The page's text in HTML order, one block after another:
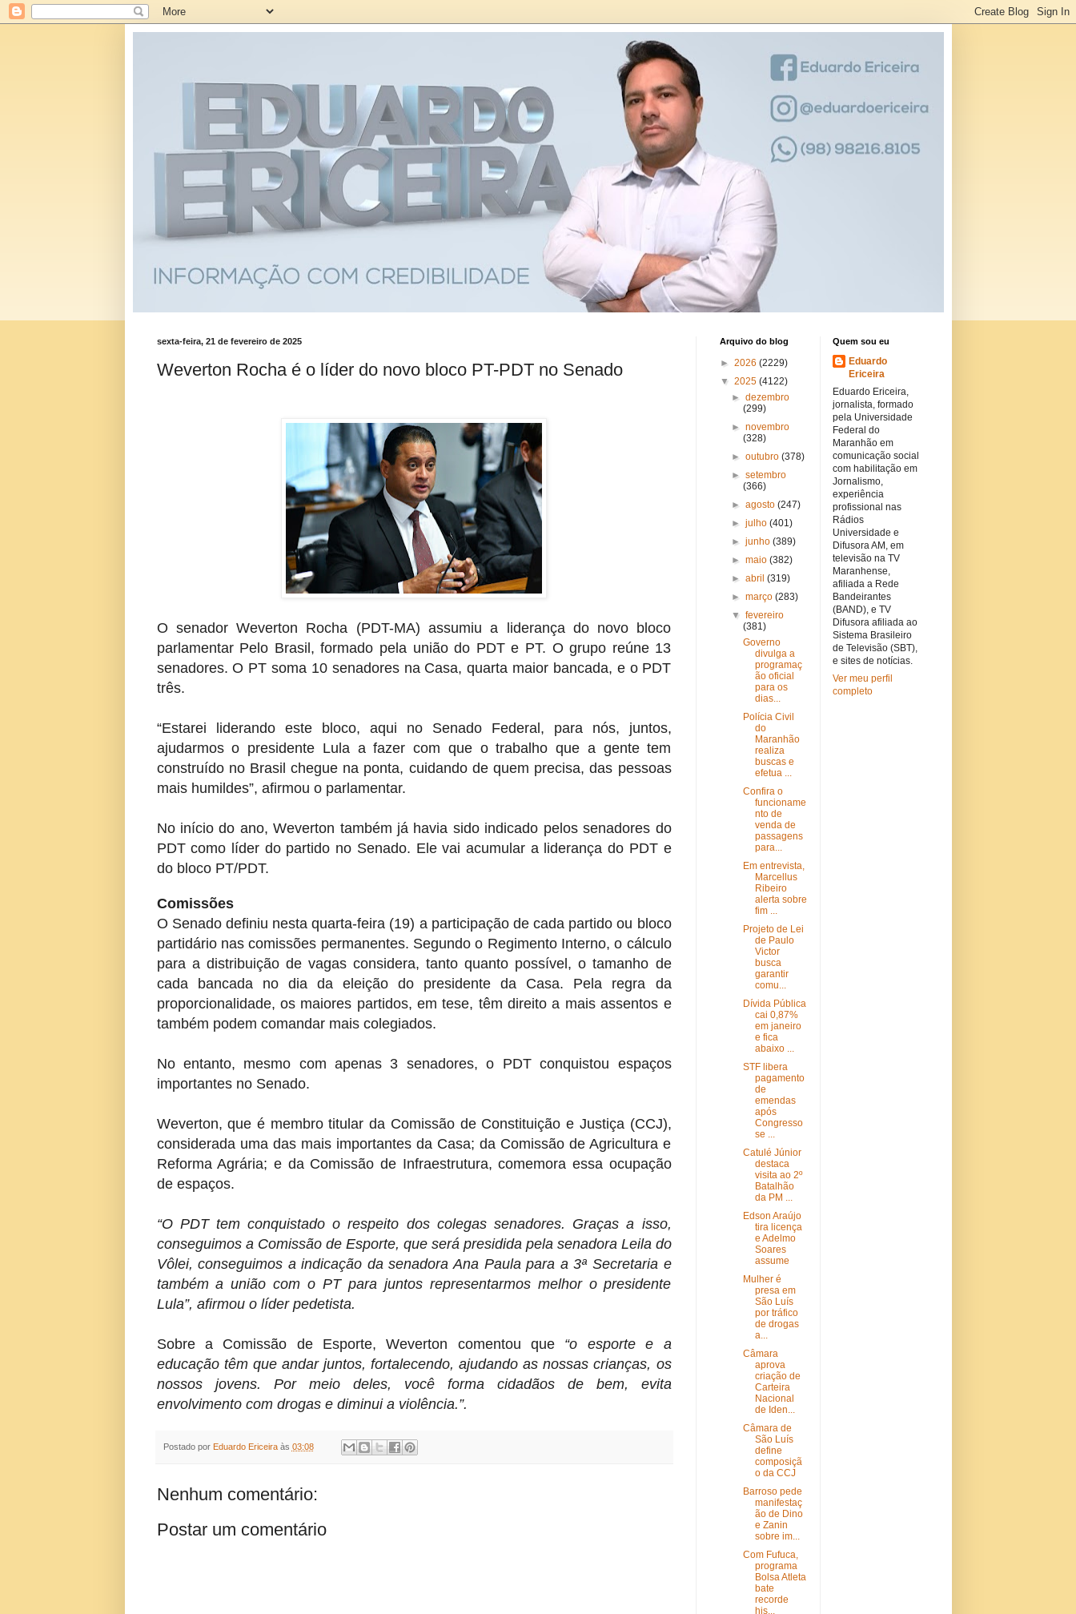
sexta-feira, 21 de fevereiro de 2025
Weverton Rocha é o líder do novo bloco PT-PDT no Senado
O senador Weverton Rocha (PDT-MA) assumiu a liderança do novo bloco
parlamentar Pelo Brasil, formado pela união do PDT e PT. O grupo reúne 13
senadores. O PT soma 10 senadores na Casa, quarta maior bancada, e o PDT
três.
“Estarei liderando este bloco, aqui no Senado Federal, para nós, juntos,
ajudarmos o presidente Lula a fazer com que o trabalho que a gente tem
construído no Brasil chegue na ponta, cuidando de quem precisa, das pessoas
mais humildes”, afirmou o parlamentar.
No início do ano, Weverton também já havia sido indicado pelos senadores do
PDT como líder do partido no Senado. Ele vai acumular a liderança do PDT e
do bloco PT/PDT.
Comissões
O Senado definiu nesta quarta-feira (19) a participação de cada partido ou bloco
partidário nas comissões permanentes. Segundo o Regimento Interno, o cálculo
para a distribuição de vagas considera, tanto quanto possível, o tamanho de
cada bancada no dia da eleição do presidente da Casa. Pela regra da
proporcionalidade, os maiores partidos, em tese, têm direito a mais assentos e
também podem comandar mais colegiados.
No entanto, mesmo com apenas 3 senadores, o PDT conquistou espaços
importantes no Senado.
Weverton, que é membro titular da Comissão de Constituição e Justiça (CCJ),
considerada uma das mais importantes da Casa; da Comissão de Agricultura e
Reforma Agrária; e da Comissão de Infraestrutura, comemora essa ocupação
de espaços.
“O PDT tem conquistado o respeito dos colegas senadores. Graças a isso,
conseguimos a Comissão de Esporte, que será presidida pela senadora Leila do
Vôlei, conseguimos a indicação da senadora Ana Paula para a 3ª Secretaria e
também a união com o PT para juntos representarmos melhor o presidente
Lula”, afirmou o líder pedetista.
Sobre a Comissão de Esporte, Weverton comentou que “o esporte e a
educação têm que andar juntos, fortalecendo, ajudando as nossas crianças, os
nossos jovens. Por meio deles, você forma cidadãos de bem, evita
envolvimento com drogas e diminui a violência.”.
Postado por Eduardo Ericeira às 03:08
Nenhum comentário:
Postar um comentário
Arquivo do blog
► 2026 (2229)
▼ 2025 (4122)
► dezembro
(299)
► novembro
(328)
► outubro (378)
► setembro
(366)
► agosto (247)
► julho (401)
► junho (389)
► maio (382)
► abril (319)
► março (283)
▼ fevereiro
(381)
Governo
divulga a
programaç
ão oficial
para os
dias...
Polícia Civil
do
Maranhão
realiza
buscas e
efetua ...
Confira o
funcioname
nto de
venda de
passagens
para...
Em entrevista,
Marcellus
Ribeiro
alerta sobre
fim ...
Projeto de Lei
de Paulo
Victor
busca
garantir
comu...
Dívida Pública
cai 0,87%
em janeiro
e fica
abaixo ...
STF libera
pagamento
de
emendas
após
Congresso
se ...
Catulé Júnior
destaca
visita ao 2º
Batalhão
da PM ...
Edson Araújo
tira licença
e Adelmo
Soares
assume
Mulher é
presa em
São Luís
por tráfico
de drogas
a...
Câmara
aprova
criação de
Carteira
Nacional
de Iden...
Câmara de
São Luís
define
composiçã
o da CCJ
Barroso pede
manifestaç
ão de Dino
e Zanin
sobre im...
Com Fufuca,
programa
Bolsa Atleta
bate
recorde
his...
Quem sou eu
Eduardo
Ericeira
Eduardo Ericeira,
jornalista, formado
pela Universidade
Federal do
Maranhão em
comunicação social
com habilitação em
Jornalismo,
experiência
profissional nas
Rádios
Universidade e
Difusora AM, em
televisão na TV
Maranhense,
afiliada a Rede
Bandeirantes
(BAND), e TV
Difusora afiliada ao
Sistema Brasileiro
de Televisão (SBT),
e sites de notícias.
Ver meu perfil
completo